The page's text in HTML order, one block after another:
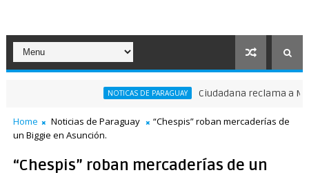
NOTICAS DE PARAGUAY Ciudadana reclama a
Home Noticias de Paraguay
“Chespis” roban mercaderías de
un Biggie en Asunción.
“Chespis” roban mercaderías de un